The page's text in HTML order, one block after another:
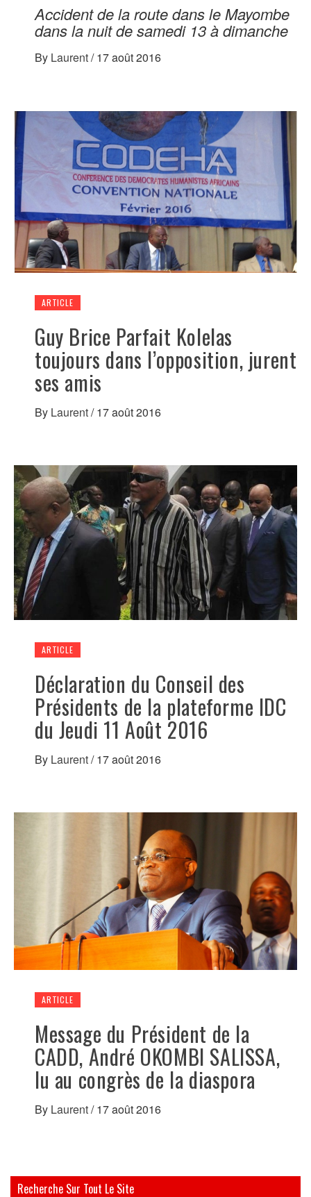
Accident de la route dans le Mayombe
dans la nuit de samedi 13 à dimanche
By Laurent/ 17 août 2016
ARTICLE
Guy Brice Parfait Kolelas
toujours dans l’opposition, jurent
ses amis
By Laurent/ 17 août 2016
ARTICLE
Déclaration du Conseil des
Présidents de la plateforme IDC
du Jeudi 11 Août 2016
By Laurent/ 17 août 2016
ARTICLE
Message du Président de la
CADD, André OKOMBI SALISSA,
lu au congrès de la diaspora
By Laurent/ 17 août 2016
Recherche Sur Tout Le Site